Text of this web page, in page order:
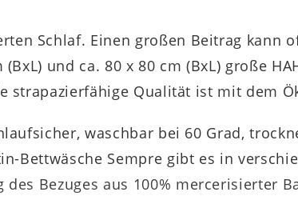
Schlaf. Einen großen Beitrag
und ca. 80 x 80 cm (BxL) große
strapazierfähige Qualität ist mit dem
waschbar bei 60 Grad,
Bettwäsche Sempre gibt es in
Bezuges aus 100% mercerisierter